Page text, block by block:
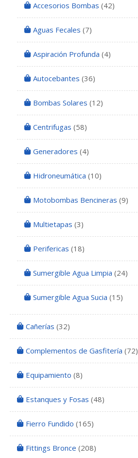
Accesorios Bombas (42)
Aguas Fecales (7)
Aspiración Profunda (4)
Autocebantes (36)
Bombas Solares (12)
Centrifugas (58)
Generadores (4)
Hidroneumática (10)
Motobombas Bencineras (9)
Multietapas (3)
Perifericas (18)
Sumergible Agua Limpia (24)
Sumergible Agua Sucia (15)
Cañerías (32)
Complementos de Gasfitería (72)
Equipamiento (8)
Estanques y Fosas (48)
Fierro Fundido (165)
Fittings Bronce (208)